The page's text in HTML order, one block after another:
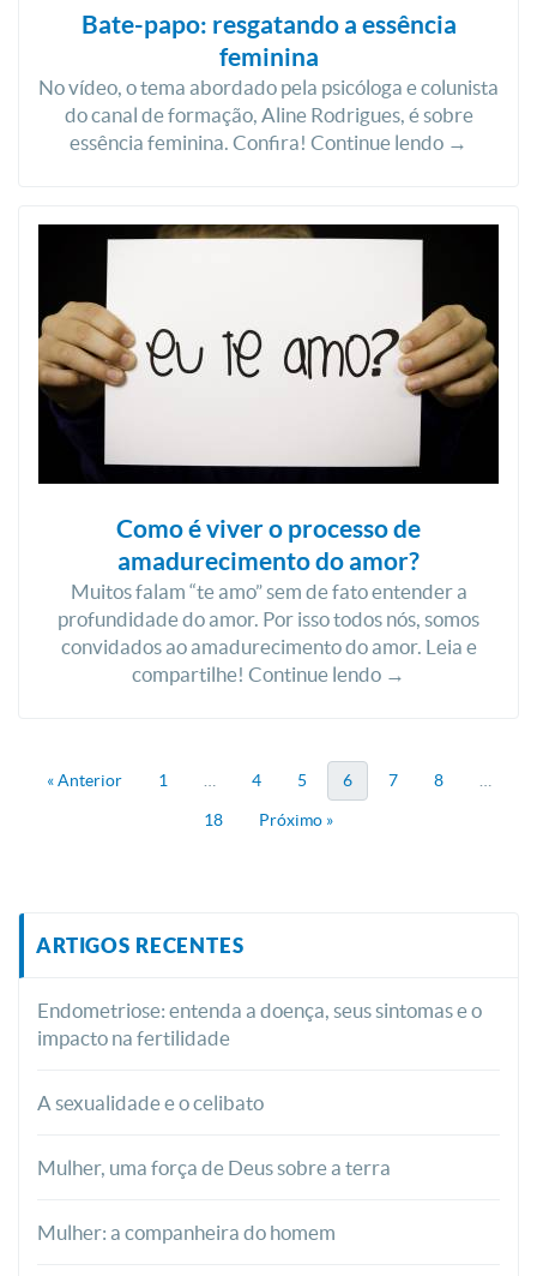
Bate-papo: resgatando a essência
feminina
No vídeo, o tema abordado pela psicóloga e colunista
do canal de formação, Aline Rodrigues, é sobre
essência feminina. Confira! Continue lendo →
Como é viver o processo de
amadurecimento do amor?
Muitos falam “te amo” sem de fato entender a
profundidade do amor. Por isso todos nós, somos
convidados ao amadurecimento do amor. Leia e
compartilhe! Continue lendo →
« Anterior 1 4 5 6 7 8
18 Próximo »
ARTIGOS RECENTES
Endometriose: entenda a doença, seus sintomas e o
impacto na fertilidade
A sexualidade e o celibato
Mulher, uma força de Deus sobre a terra
Mulher: a companheira do homem